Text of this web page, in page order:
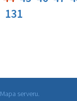
131
Mapa serveru.